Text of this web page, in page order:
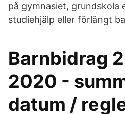
på gymnasiet, grundskola
studiehjälp eller förlängt
Barnbidrag
2020 -
datum /